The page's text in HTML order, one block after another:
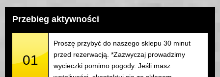
Przebieg aktywności
01
Proszę przybyć do naszego sklepu 30 minut
przed rezerwacją. *Zazwyczaj prowadzimy
wycieczki pomimo pogody. Jeśli masz